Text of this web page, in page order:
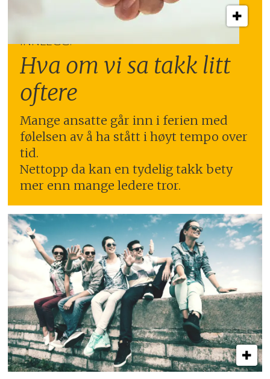
INNLEGG:
Hva om vi sa takk litt
oftere
Mange ansatte går inn i ferien med
følelsen av å ha stått i høyt tempo over
tid.
Nettopp da kan en tydelig takk bety
mer enn mange ledere tror.